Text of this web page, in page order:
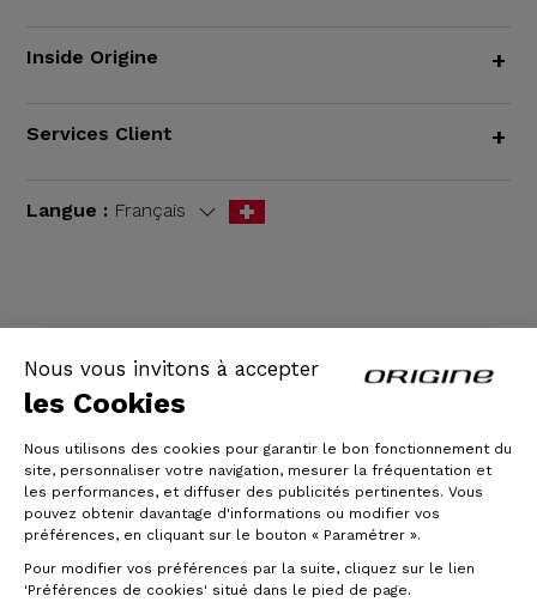
Nous vous invitons à accepter
les Cookies
Nous utilisons des cookies pour garantir le bon fonctionnement du
site, personnaliser votre navigation, mesurer la fréquentation et
les performances, et diffuser des publicités pertinentes. Vous
pouvez obtenir davantage d'informations ou modifier vos
préférences, en cliquant sur le bouton « Paramétrer ».
Pour modifier vos préférences par la suite, cliquez sur le lien
'Préférences de cookies' situé dans le pied de page.
Inside Origine +
Services Client +
Langue : Français
© Origine Cycles